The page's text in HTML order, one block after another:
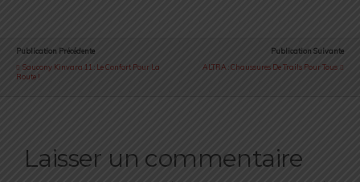
Publication Précédente
Saucony Kinvara 11 : Le Confort Pour La
Route !
Publication Suivante
ALTRA : Chaussures De Trails Pour Tous
Laisser un commentaire